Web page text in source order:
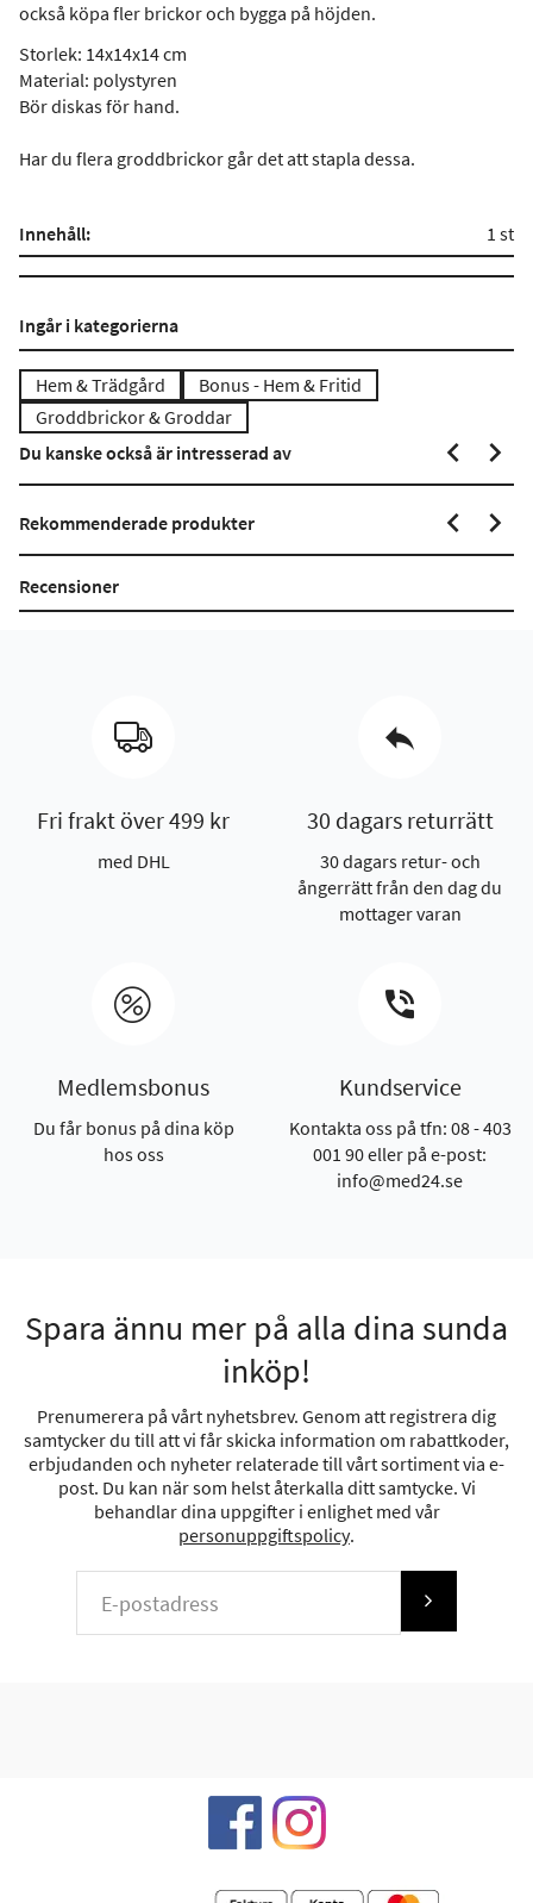
också köpa fler brickor och bygga på höjden.
Storlek: 14x14x14 cm
Material: polystyren
Bör diskas för hand.
Har du flera groddbrickor går det att stapla dessa.
Innehåll: 1 st
Ingår i kategorierna
Hem & Trädgård
Bonus - Hem & Fritid
Groddbrickor & Groddar
Du kanske också är intresserad av
Rekommenderade produkter
Recensioner
Fri frakt över 499 kr
med DHL
30 dagars returrätt
30 dagars retur- och
ångerrätt från den dag du
mottager varan
Medlemsbonus
Du får bonus på dina köp
hos oss
Kundservice
Kontakta oss på tfn: 08 - 403
001 90 eller på e-post:
info@med24.se
Spara ännu mer på alla dina sunda
inköp!
Prenumerera på vårt nyhetsbrev. Genom att registrera dig
samtycker du till att vi får skicka information om rabattkoder,
erbjudanden och nyheter relaterade till vårt sortiment via e-
post. Du kan när som helst återkalla ditt samtycke. Vi
behandlar dina uppgifter i enlighet med vår
personuppgiftspolicy.